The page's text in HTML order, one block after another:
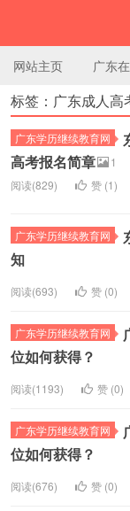
网站主页 广东
标签：广东成人高
广东学历继续教育网
高考报名简章
1
阅读(829)
赞 (1)
广东学历继续教育网
知
阅读(693) 赞 (0)
广东学历继续教育网
位如何获得？
阅读(1193) 赞 (0)
广东学历继续教育网
位如何获得？
阅读(676) 赞 (0)